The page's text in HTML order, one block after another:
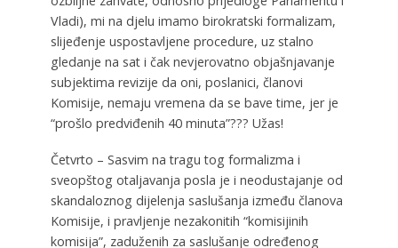
Vladi), mi na djelu imamo birokratski formalizam,
slijeđenje uspostavljene procedure, uz stalno
gledanje na sat i čak nevjerovatno objašnjavanje
subjektima revizije da oni, poslanici, članovi
Komisije, nemaju vremena da se bave time, jer je
“prošlo predviđenih 40 minuta”??? Užas!
Četvrto – Sasvim na tragu tog formalizma i
sveopštog otaljavanja posla je i neodustajanje od
skandaloznog dijelenja saslušanja između članova
Komisije, i pravljenje nezakonitih “komisijinih
komisija”, zaduženih za saslušanje određenog